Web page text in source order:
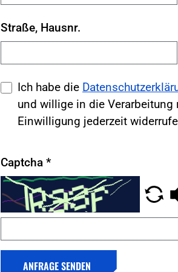
Straße, Hausnr.
Ich habe die
und willige in die
Einwilligung jederzeit
Captcha *
ANFRAGE SENDEN